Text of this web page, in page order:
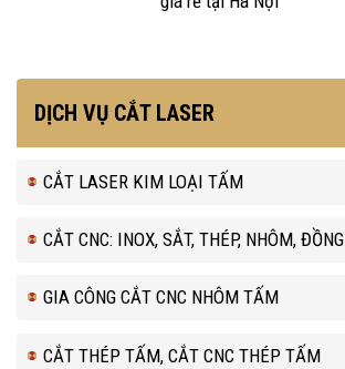
DỊCH VỤ CẮT LASER
CẮT LASER KIM LOẠI TẤM
CẮT CNC: INOX, SẮT, THÉP, NHÔM, ĐỒNG
GIA CÔNG CẮT CNC NHÔM TẤM
CẮT THÉP TẤM, CẮT CNC THÉP TẤM